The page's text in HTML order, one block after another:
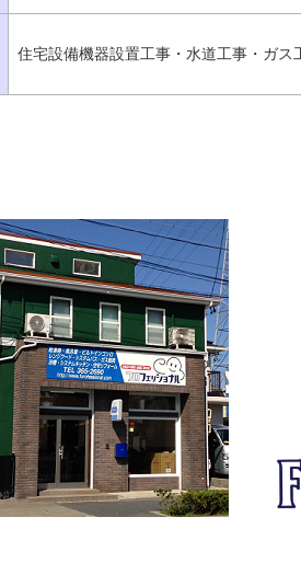
住宅設備機器設置工事・水道工事・ガ